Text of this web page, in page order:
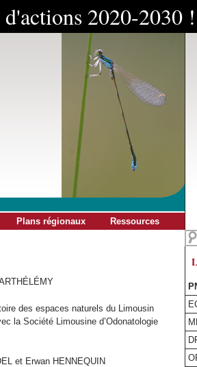
2020-2030 !
Plans régionaux Ressources
des espaces naturels du Limousin
la Société Limousine d’Odonatologie
et Erwan HENNEQUIN